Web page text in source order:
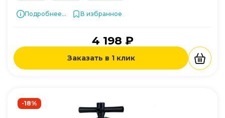
Подробнее... В избранное
4 198 ₽
Заказать в 1 клик
-18%